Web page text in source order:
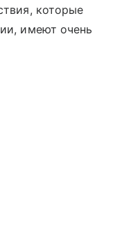
которые
имеют очень